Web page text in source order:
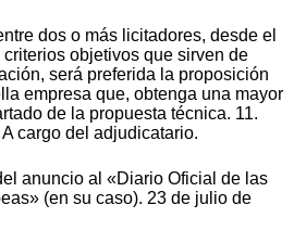
dos o más licitadores, desde el
objetivos que sirven de
será preferida la proposición
empresa que, obtenga una mayor
de la propuesta técnica. 11.
cargo del adjudicatario.
anuncio al «Diario Oficial de las
(en su caso). 23 de julio de